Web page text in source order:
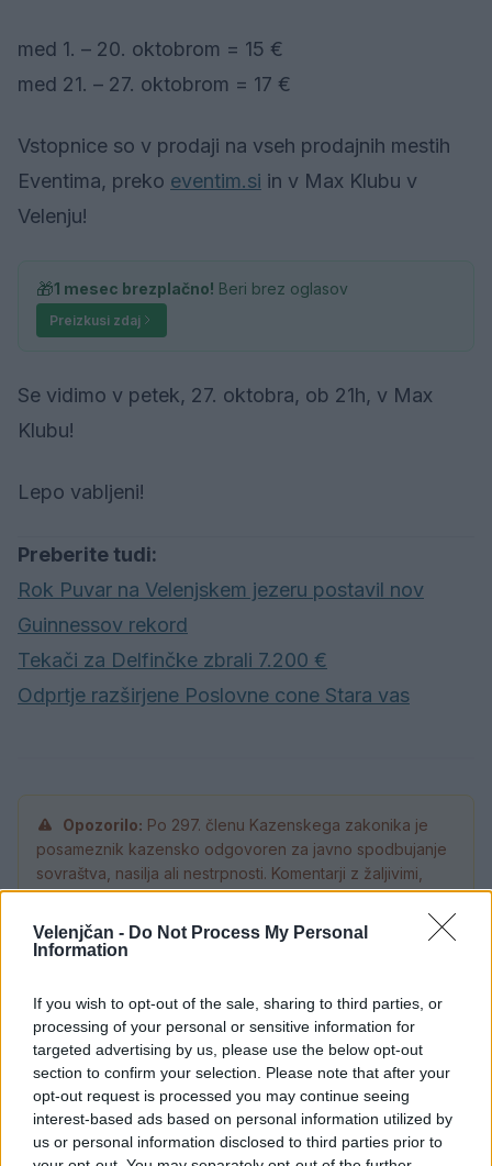
Velenjčan - Do Not Process My Personal
Information
If you wish to opt-out of the sale, sharing to third parties, or
processing of your personal or sensitive information for
targeted advertising by us, please use the below opt-out
section to confirm your selection. Please note that after your
opt-out request is processed you may continue seeing
interest-based ads based on personal information utilized by
us or personal information disclosed to third parties prior to
med 1. – 20. oktobrom = 15 €
med 21. – 27. oktobrom = 17 €
Vstopnice so v prodaji na vseh prodajnih mestih
Eventima, preko eventim.si in v Max Klubu v
Velenju!
🎁1 mesec brezplačno! Beri brez oglasov
Preizkusi zdaj
Se vidimo v petek, 27. oktobra, ob 21h, v Max
Klubu!
Lepo vabljeni!
Preberite tudi:
Rok Puvar na Velenjskem jezeru postavil nov
Guinnessov rekord
Tekači za Delfinčke zbrali 7.200 €
Odprtje razširjene Poslovne cone Stara vas
Opozorilo: Po 297. členu Kazenskega zakonika je
posameznik kazensko odgovoren za javno spodbujanje
sovraštva, nasilja ali nestrpnosti. Komentarji z žaljivimi,
rasističnimi, diskriminatornimi ali nezakonitimi vsebinami
bodo odstranjeni.
Pravila komentiranja →
Prihajajoči dogodki
8
Poletni bolšji sejem
08:00
AVG Spider-Man: Nov dan
18:00